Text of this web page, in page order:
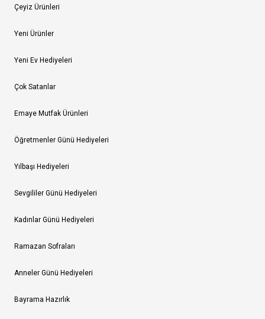
Çeyiz Ürünleri
Yeni Ürünler
Yeni Ev Hediyeleri
Çok Satanlar
Emaye Mutfak Ürünleri
Öğretmenler Günü Hediyeleri
Yılbaşı Hediyeleri
Sevgililer Günü Hediyeleri
Kadınlar Günü Hediyeleri
Ramazan Sofraları
Anneler Günü Hediyeleri
Bayrama Hazırlık